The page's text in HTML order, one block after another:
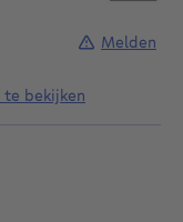
bekijken
Melden